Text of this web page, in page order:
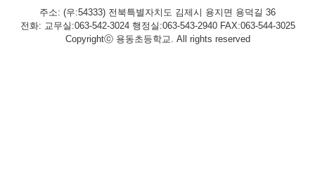
주소: (우:54333) 전북특별자치도 김제시 용지면 용덕길 36
전화: 교무실:063-542-3024 행정실:063-543-2940 FAX:063-544-3025
Copyrightⓒ 용동초등학교. All rights reserved